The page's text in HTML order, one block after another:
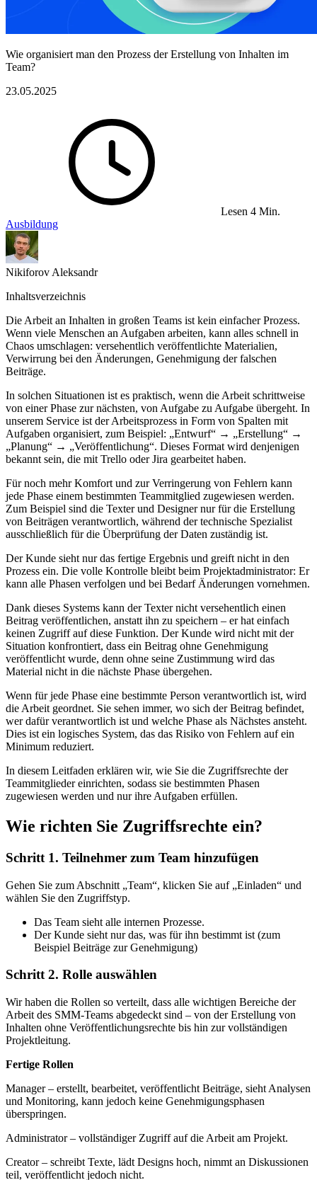
Wie organisiert man den Prozess der Erstellung von Inhalten im
Team?
23.05.2025
Lesen 4 Min.
Ausbildung
Nikiforov Aleksandr
Inhaltsverzeichnis
Die Arbeit an Inhalten in großen Teams ist kein einfacher Prozess.
Wenn viele Menschen an Aufgaben arbeiten, kann alles schnell in
Chaos umschlagen: versehentlich veröffentlichte Materialien,
Verwirrung bei den Änderungen, Genehmigung der falschen
Beiträge.
In solchen Situationen ist es praktisch, wenn die Arbeit schrittweise
von einer Phase zur nächsten, von Aufgabe zu Aufgabe übergeht. In
unserem Service ist der Arbeitsprozess in Form von Spalten mit
Aufgaben organisiert, zum Beispiel: „Entwurf“ → „Erstellung“ →
„Planung“ → „Veröffentlichung“. Dieses Format wird denjenigen
bekannt sein, die mit Trello oder Jira gearbeitet haben.
Für noch mehr Komfort und zur Verringerung von Fehlern kann
jede Phase einem bestimmten Teammitglied zugewiesen werden.
Zum Beispiel sind die Texter und Designer nur für die Erstellung
von Beiträgen verantwortlich, während der technische Spezialist
ausschließlich für die Überprüfung der Daten zuständig ist.
Der Kunde sieht nur das fertige Ergebnis und greift nicht in den
Prozess ein. Die volle Kontrolle bleibt beim Projektadministrator: Er
kann alle Phasen verfolgen und bei Bedarf Änderungen vornehmen.
Dank dieses Systems kann der Texter nicht versehentlich einen
Beitrag veröffentlichen, anstatt ihn zu speichern – er hat einfach
keinen Zugriff auf diese Funktion. Der Kunde wird nicht mit der
Situation konfrontiert, dass ein Beitrag ohne Genehmigung
veröffentlicht wurde, denn ohne seine Zustimmung wird das
Material nicht in die nächste Phase übergehen.
Wenn für jede Phase eine bestimmte Person verantwortlich ist, wird
die Arbeit geordnet. Sie sehen immer, wo sich der Beitrag befindet,
wer dafür verantwortlich ist und welche Phase als Nächstes ansteht.
Dies ist ein logisches System, das das Risiko von Fehlern auf ein
Minimum reduziert.
In diesem Leitfaden erklären wir, wie Sie die Zugriffsrechte der
Teammitglieder einrichten, sodass sie bestimmten Phasen
zugewiesen werden und nur ihre Aufgaben erfüllen.
Wie richten Sie Zugriffsrechte ein?
Schritt 1. Teilnehmer zum Team hinzufügen
Gehen Sie zum Abschnitt „Team“, klicken Sie auf „Einladen“ und
wählen Sie den Zugriffstyp.
Das Team sieht alle internen Prozesse.
Der Kunde sieht nur das, was für ihn bestimmt ist (zum
Beispiel Beiträge zur Genehmigung)
Schritt 2. Rolle auswählen
Wir haben die Rollen so verteilt, dass alle wichtigen Bereiche der
Arbeit des SMM-Teams abgedeckt sind – von der Erstellung von
Inhalten ohne Veröffentlichungsrechte bis hin zur vollständigen
Projektleitung.
Fertige Rollen
Manager – erstellt, bearbeitet, veröffentlicht Beiträge, sieht Analysen
und Monitoring, kann jedoch keine Genehmigungsphasen
überspringen.
Administrator – vollständiger Zugriff auf die Arbeit am Projekt.
Creator – schreibt Texte, lädt Designs hoch, nimmt an Diskussionen
teil, veröffentlicht jedoch nicht.